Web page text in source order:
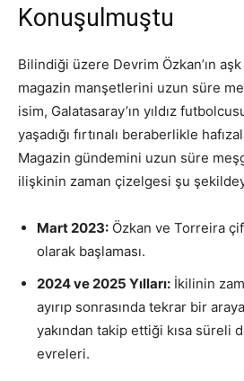
Konuşulmuştu
Bilindiği üzere Devrim Özkan’ın
magazin manşetlerini uzun süre
isim, Galatasaray’ın yıldız
yaşadığı fırtınalı beraberlikle
Magazin gündemini uzun süre
ilişkinin zaman çizelgesi şu
Mart 2023: Özkan ve Torreira
olarak başlaması.
2024 ve 2025 Yılları: İkilinin
ayırıp sonrasında tekrar bir
yakından takip ettiği kısa süreli
evreleri.